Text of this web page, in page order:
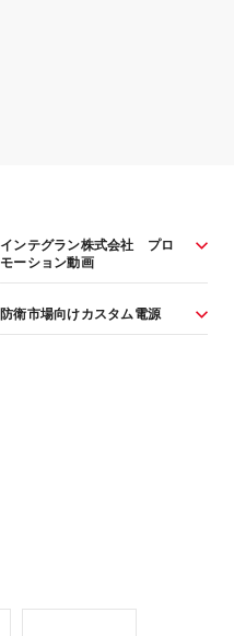
インテグラン株式会社 プロ
モーション動画
防衛市場向けカスタム電源